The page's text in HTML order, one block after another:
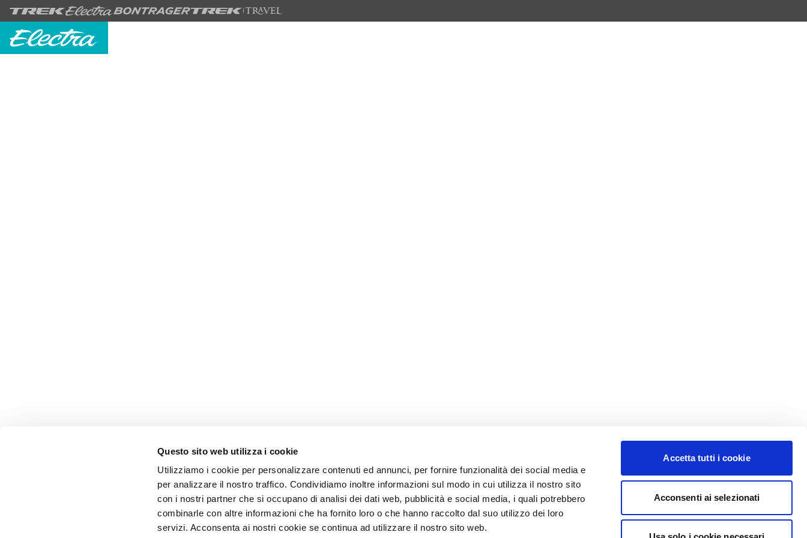
Questo sito web utilizza i cookie
Utilizziamo i cookie per personalizzare contenuti ed annunci, per fornire funzionalità dei social media e
per analizzare il nostro traffico. Condividiamo inoltre informazioni sul modo in cui utilizza il nostro sito
con i nostri partner che si occupano di analisi dei dati web, pubblicità e social media, i quali potrebbero
combinarle con altre informazioni che ha fornito loro o che hanno raccolto dal suo utilizzo dei loro
servizi. Acconsenta ai nostri cookie se continua ad utilizzare il nostro sito web.
Accetta tutti i cookie
Acconsenti ai selezionati